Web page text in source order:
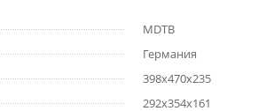
MDTB
Германия
398x470x235
292x354x161